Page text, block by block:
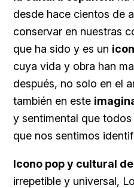
desde hace cientos de
conservar en nuestras
que ha sido y es un
cuya vida y obra han
después, no solo en el
también en este
y sentimental que
que nos sentimos
Icono pop y cultural
irrepetible y universal,